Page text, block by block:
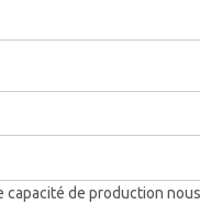
capacité de production nous